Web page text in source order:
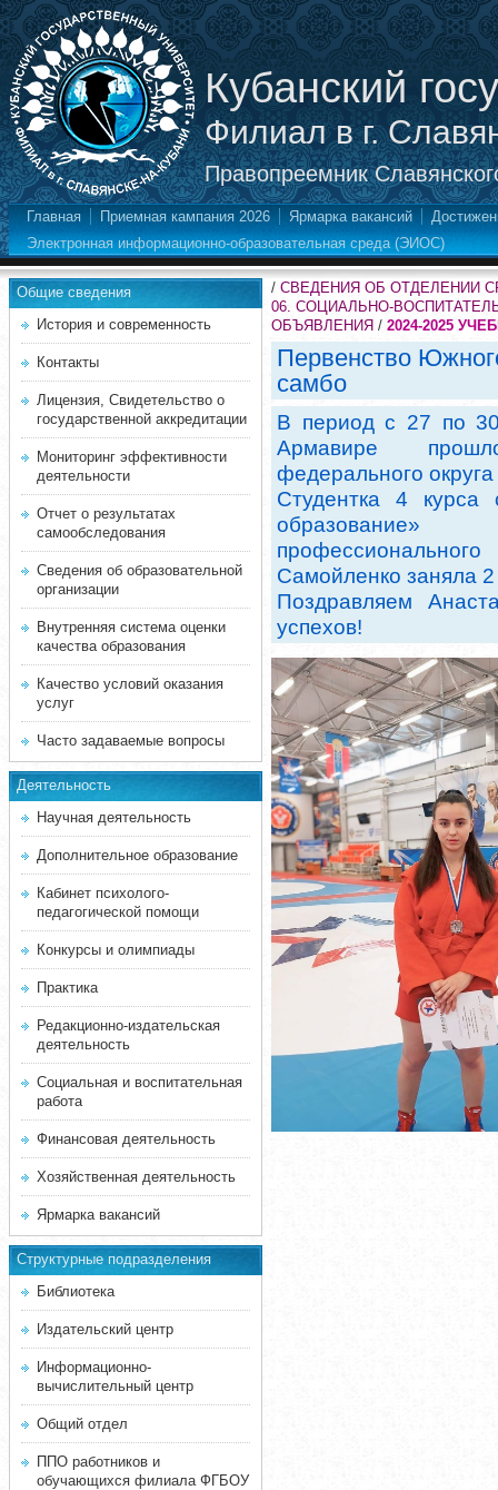
Кубанский
Филиал в г.
Правопреемник
Главная Приемная кампания 2026 Ярмарка вакансий
Электронная информационно-образовательная среда (ЭИОС)
Общие сведения
История и современность
Контакты
Лицензия, Свидетельство о
государственной аккредитации
Мониторинг эффективности
деятельности
Отчет о результатах
самообследования
Сведения об образовательной
организации
Внутренняя система оценки
качества образования
Качество условий оказания
услуг
Часто задаваемые вопросы
Деятельность
Научная деятельность
Дополнительное образование
Кабинет психолого-
педагогической помощи
Конкурсы и олимпиады
Практика
Редакционно-издательская
деятельность
Социальная и воспитательная
работа
Финансовая деятельность
Хозяйственная деятельность
Ярмарка вакансий
Структурные подразделения
Библиотека
Издательский центр
Информационно-
вычислительный центр
Общий отдел
ППО работников и
обучающихся филиала ФГБОУ
/ СВЕДЕНИЯ ОБ ОТДЕЛЕНИИ
06. СОЦИАЛЬНО-
ОБЪЯВЛЕНИЯ / 2024-2025
Первенство
самбо
В период с 27 по
Армавире
федерального
Студентка 4 курса
образование»
Самойленко заняла
Поздравляем
успехов!